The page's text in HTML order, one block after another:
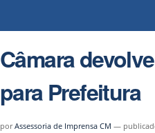
Câmara
para Prefeitura
porAssessoria de Imprensa CM —